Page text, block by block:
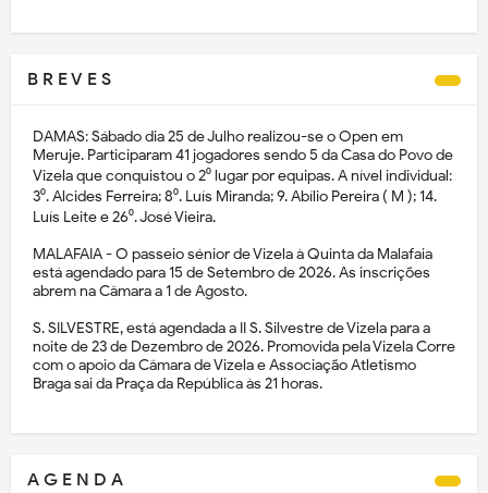
B R E V E S
DAMAS: Sábado dia 25 de Julho realizou-se o Open em
Meruje. Participaram 41 jogadores sendo 5 da Casa do Povo de
Vizela que conquistou o 2⁰ lugar por equipas. A nível individual:
3⁰. Alcides Ferreira; 8⁰. Luís Miranda; 9. Abílio Pereira ( M ); 14.
Luís Leite e 26⁰. José Vieira.
MALAFAIA - O passeio sénior de Vizela à Quinta da Malafaia
está agendado para 15 de Setembro de 2026. As inscrições
abrem na Câmara a 1 de Agosto.
S. SILVESTRE, está agendada a II S. Silvestre de Vizela para a
noite de 23 de Dezembro de 2026. Promovida pela Vizela Corre
com o apoio da Câmara de Vizela e Associação Atletismo
Braga sai da Praça da República às 21 horas.
A G E N D A